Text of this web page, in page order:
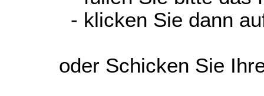
- klicken Sie dann
oder Schicken Sie